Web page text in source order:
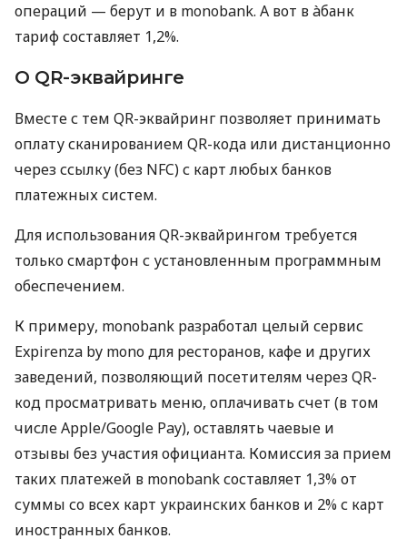
операций — берут и в monobank. А вот в àбанк
тариф составляет 1,2%.
О QR-эквайринге
Вместе с тем QR-эквайринг позволяет принимать
оплату сканированием QR-кода или дистанционно
через ссылку (без NFC) с карт любых банков
платежных систем.
Для использования QR-эквайрингом требуется
только смартфон с установленным программным
обеспечением.
К примеру, monobank разработал целый сервис
Expirenza by mono для ресторанов, кафе и других
заведений, позволяющий посетителям через QR-
код просматривать меню, оплачивать счет (в том
числе Apple/Google Pay), оставлять чаевые и
отзывы без участия официанта. Комиссия за прием
таких платежей в monobank составляет 1,3% от
суммы со всех карт украинских банков и 2% с карт
иностранных банков.